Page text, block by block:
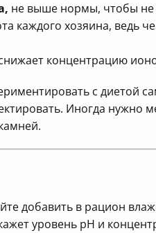
не выше нормы, чтобы не
каждого хозяина,
концентрацию
с диетой
Иногда нужно
добавить в рацион
уровень рН и